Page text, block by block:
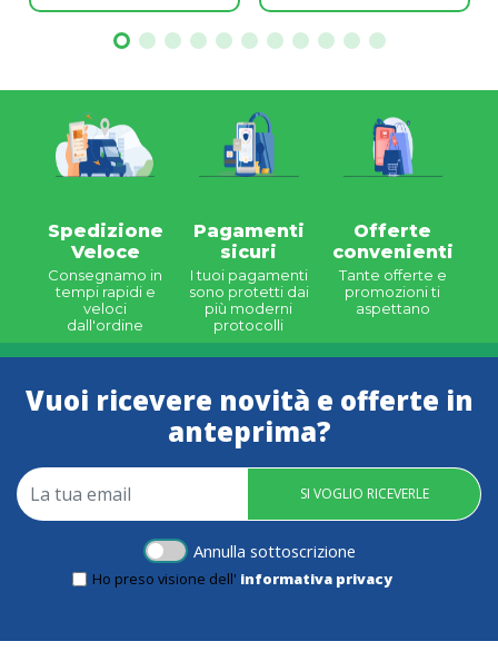
Spedizione
Veloce
Consegnamo in
tempi rapidi e
veloci
dall'ordine
Pagamenti
sicuri
I tuoi pagamenti
sono protetti dai
più moderni
protocolli
Offerte
convenienti
Tante offerte e
promozioni ti
aspettano
Vuoi ricevere novità e offerte in
anteprima?
SI VOGLIO RICEVERLE
Ho preso visione dell' informativa privacy
Annulla sottoscrizione